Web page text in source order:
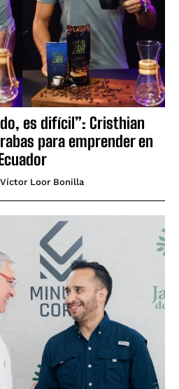
es difícil”: Cristhian
para emprender en
Víctor Loor Bonilla